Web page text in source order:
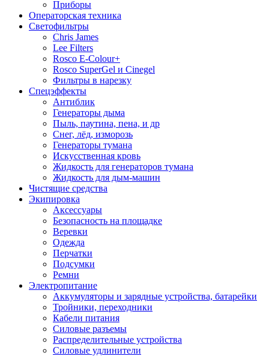
Приборы
Операторская техника
Светофильтры
Chris James
Lee Filters
Rosco E-Colour+
Rosco SuperGel и Cinegel
Фильтры в нарезку
Спецэффекты
Антиблик
Генераторы дыма
Пыль, паутина, пена, и др
Снег, лёд, изморозь
Генераторы тумана
Искусственная кровь
Жидкость для генераторов тумана
Жидкость для дым-машин
Чистящие средства
Экипировка
Аксессуары
Безопасность на площадке
Веревки
Одежда
Перчатки
Подсумки
Ремни
Электропитание
Аккумуляторы и зарядные устройства, батарейки
Тройники, переходники
Кабели питания
Силовые разъемы
Распределительные устройства
Силовые удлинители